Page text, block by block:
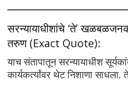
सरन्यायाधीशांचे ‘ते’
तरुण (Exact Quote):
याच संतापातून सरन्यायाधीश
कार्यकर्त्यांवर थेट निशाणा साधला.